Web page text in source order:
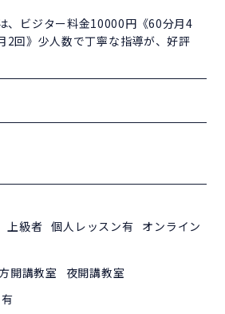
、ビジター料金10000円《60分月4
回》少人数で丁寧な指導が、好評
級者 個人レッスン有 オンライン
開講教室 夜開講教室